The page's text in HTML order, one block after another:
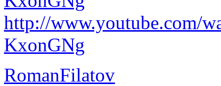
http://www.youtube.com/
KxonGNg
RomanFilatov